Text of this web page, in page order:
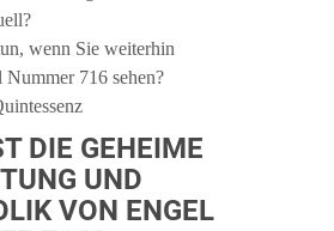
wenn Sie weiterhin
Nummer 716 sehen?
DIE GEHEIME
UND
VON ENGEL